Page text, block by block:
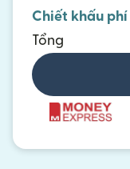
Chiết khấu phí
Tổng